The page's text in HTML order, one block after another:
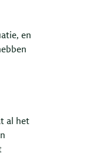
en
al het